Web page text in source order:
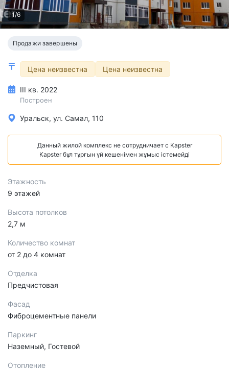
1/6
Продажи завершены
Цена неизвестна Цена неизвестна
III кв. 2022
Построен
Уральск, ул. Самал, 110
Данный жилой комплекс не сотрудничает с Kapster
Kapster бұл тұрғын үй кешенімен жұмыс істемейді
Этажность
9 этажей
Высота потолков
2,7 м
Количество комнат
от 2 до 4 комнат
Отделка
Предчистовая
Фасад
Фиброцементные панели
Паркинг
Наземный, Гостевой
Отопление